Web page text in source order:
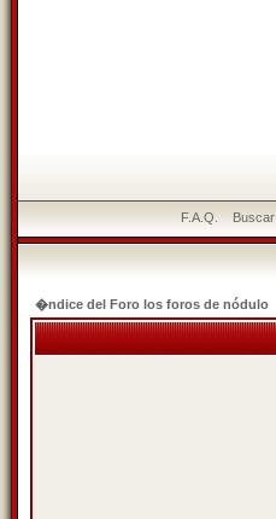
F.A.Q. Buscar
�ndice del Foro los foros de nódulo